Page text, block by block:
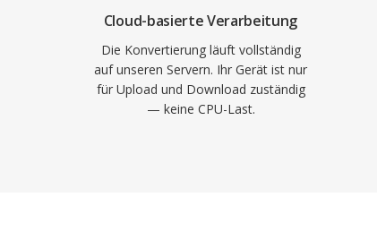
Mastering und
Produktionsnotizen
ist die Dateigröße —
10 MB — und die
Cloud-basierte Verarbeitung
Die Konvertierung läuft vollständig
auf unseren Servern. Ihr Gerät ist nur
für Upload und Download zuständig
— keine CPU-Last.